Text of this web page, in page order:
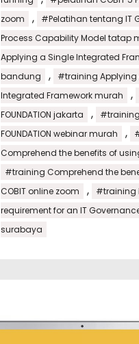
zoom
,
#Pelatihan tentang IT
Process Capability Model tatap
Applying a Single Integrated
bandung
,
#training Applying
Integrated Framework murah
,
FOUNDATION jakarta
,
#training
FOUNDATION webinar murah
,
Comprehend the benefits of
#training Comprehend the
COBIT online zoom
,
#training
requirement for an IT
surabaya